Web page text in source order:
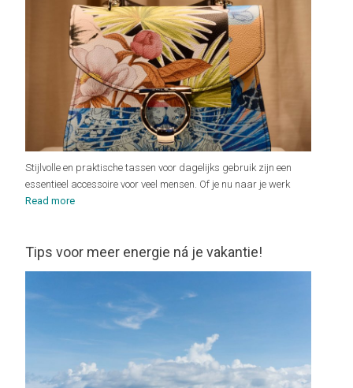
Stijlvolle en praktische tassen voor dagelijks gebruik zijn een
essentieel accessoire voor veel mensen. Of je nu naar je werk
Read more
Tips voor meer energie ná je vakantie!